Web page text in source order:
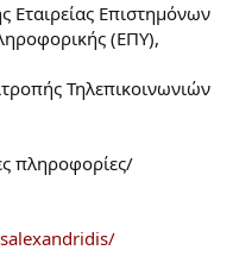
continued their
appropriate mergings
the Institute of
were established.
Εταιρείας Επιστημόνων
(ΕΠΥ),
Τηλεπικοινωνιών
πληροφορίες/